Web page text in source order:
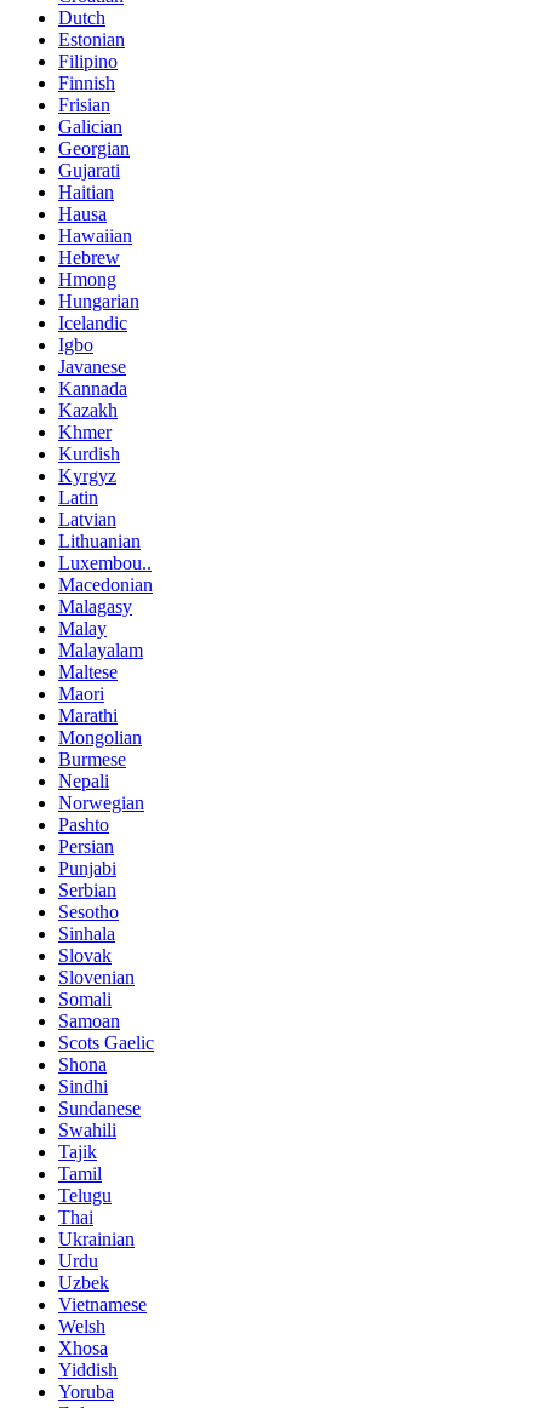
Dutch
Estonian
Filipino
Finnish
Frisian
Galician
Georgian
Gujarati
Haitian
Hausa
Hawaiian
Hebrew
Hmong
Hungarian
Icelandic
Igbo
Javanese
Kannada
Kazakh
Khmer
Kurdish
Kyrgyz
Latin
Latvian
Lithuanian
Luxembou..
Macedonian
Malagasy
Malay
Malayalam
Maltese
Maori
Marathi
Mongolian
Burmese
Nepali
Norwegian
Pashto
Persian
Punjabi
Serbian
Sesotho
Sinhala
Slovak
Slovenian
Somali
Samoan
Scots Gaelic
Shona
Sindhi
Sundanese
Swahili
Tajik
Tamil
Telugu
Thai
Ukrainian
Urdu
Uzbek
Vietnamese
Welsh
Xhosa
Yiddish
Yoruba